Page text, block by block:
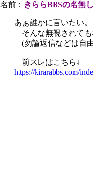
名前： きららBBSの名無
あぁ誰かに言いたい
そんな無視されても
(勿論返信などは自
前スレはこちら↓
https://kirarabbs.com/